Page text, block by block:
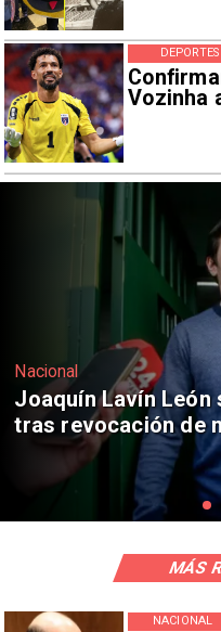
Vozinha
DEPORTES
Nacional
Chile y Venezuela
de relaciones
NACIONAL
MÁS